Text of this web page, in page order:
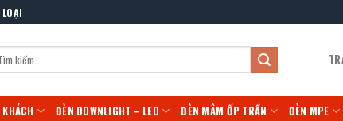
ĐÈN DOWNLIGHT – LED ĐÈN MÂM ỐP TRẦN ĐÈN MPE